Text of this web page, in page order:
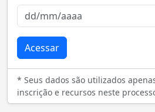
Acessar
* Seus dados são utilizados
inscrição e recursos neste